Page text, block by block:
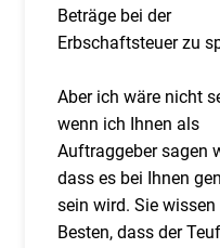
Beträge bei der
Erbschaftsteuer zu
Aber ich wäre nicht
wenn ich Ihnen als
Auftraggeber sagen
dass es bei Ihnen
sein wird. Sie wissen
Besten, dass der